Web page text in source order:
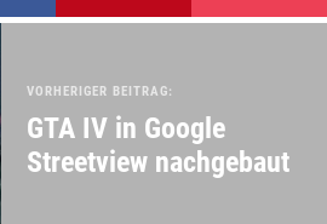
VORHERIGER BEITRAG:
GTA IV in Google
Streetview nachgebaut